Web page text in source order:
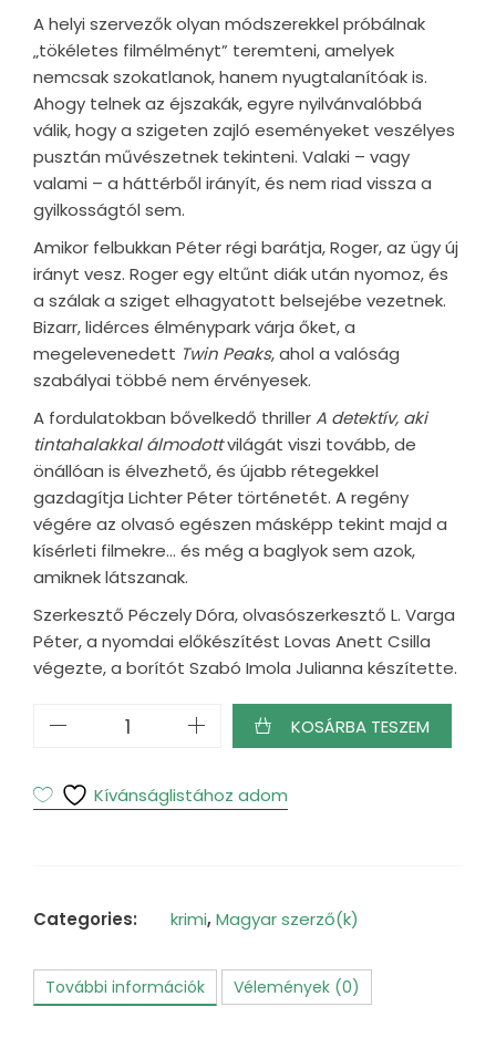
A helyi szervezők olyan módszerekkel próbálnak
„tökéletes filmélményt” teremteni, amelyek
nemcsak szokatlanok, hanem nyugtalanítóak is.
Ahogy telnek az éjszakák, egyre nyilvánvalóbbá
válik, hogy a szigeten zajló eseményeket veszélyes
pusztán művészetnek tekinteni. Valaki – vagy
valami – a háttérből irányít, és nem riad vissza a
gyilkosságtól sem.
Amikor felbukkan Péter régi barátja, Roger, az ügy új
irányt vesz. Roger egy eltűnt diák után nyomoz, és
a szálak a sziget elhagyatott belsejébe vezetnek.
Bizarr, lidérces élménypark várja őket, a
megelevenedett Twin Peaks, ahol a valóság
szabályai többé nem érvényesek.
A fordulatokban bővelkedő thrillerA detektív, aki
tintahalakkal álmodottvilágát viszi tovább, de
önállóan is élvezhető, és újabb rétegekkel
gazdagítja Lichter Péter történetét. A regény
végére az olvasó egészen másképp tekint majd a
kísérleti filmekre… és még a baglyok sem azok,
amiknek látszanak.
Szerkesztő Péczely Dóra, olvasószerkesztő L. Varga
Péter, a nyomdai előkészítést Lovas Anett Csilla
végezte, a borítót Szabó Imola Julianna készítette.
baglyokat
filmezett
KOSÁRBA TESZEM
Kívánságlistához adom
Categories: krimi,Magyar szerző(k)
További információk Vélemények (0)